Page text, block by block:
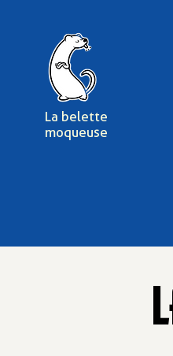
La belette
moqueuse